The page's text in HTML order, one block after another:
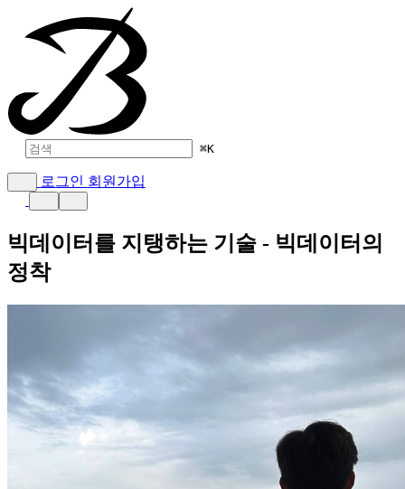
⌘K
로그인 회원가입
빅데이터를 지탱하는 기술 - 빅데이터의
정착